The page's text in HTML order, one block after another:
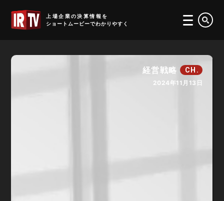
上場企業の決算情報を
ショートムービーでわかりやすく
経営戦略 CH.
2024年11月13日